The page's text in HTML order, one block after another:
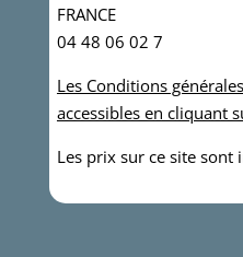
FRANCE
04 48 06 02 7
Les Conditions
accessibles en cliquant
Les prix sur ce site sont